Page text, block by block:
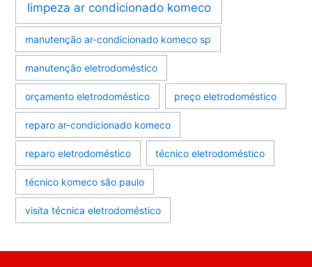
limpeza ar condicionado komeco
manutenção ar-condicionado komeco sp
manutenção eletrodoméstico
orçamento eletrodoméstico preço eletrodoméstico
reparo ar-condicionado komeco
reparo eletrodoméstico técnico eletrodoméstico
técnico komeco são paulo
visita técnica eletrodoméstico